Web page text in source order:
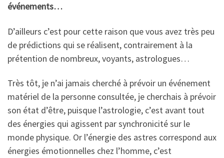
événements…
D’ailleurs c’est pour cette raison que vous avez très peu
de prédictions qui se réalisent, contrairement à la
prétention de nombreux, voyants, astrologues…
Très tôt, je n’ai jamais cherché à prévoir un événement
matériel de la personne consultée, je cherchais à prévoir
son état d’être, puisque l’astrologie, c’est avant tout
des énergies qui agissent par synchronicité sur le
monde physique. Or l’énergie des astres correspond aux
énergies émotionnelles chez l’homme, c’est